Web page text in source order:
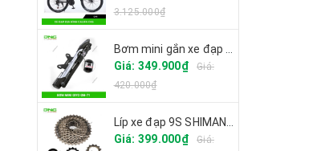
3.125.000₫
Giá: 349.900₫
Giá:
420.000₫
Giá: 399.000₫
Giá: